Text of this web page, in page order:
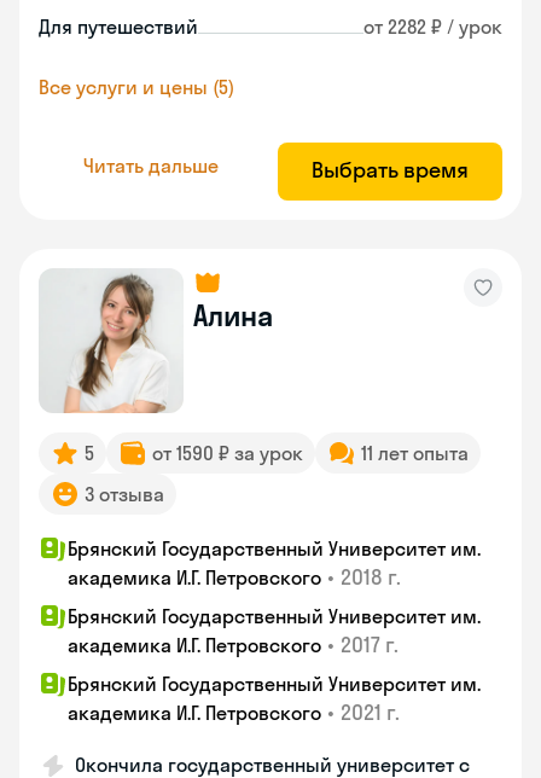
Для путешествий от 2282 ₽ / урок
Все услуги и цены (5)
Читать дальше Выбрать время
Алина
5 от 1590 ₽ за урок
11 лет опыта
3 отзыва
Брянский Государственный Университет им.
академика И.Г. Петровского • 2018 г.
Брянский Государственный Университет им.
академика И.Г. Петровского • 2017 г.
Брянский Государственный Университет им.
академика И.Г. Петровского • 2021 г.
Окончила государственный университет с